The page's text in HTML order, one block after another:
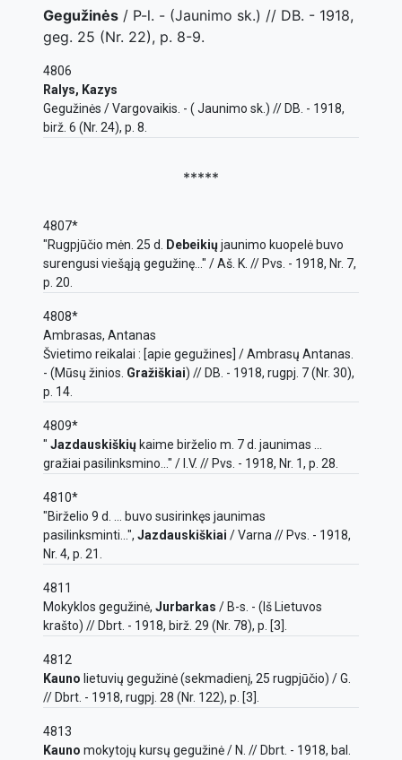
Gegužinės / P-l. - (Jaunimo sk.) // DB. - 1918,
geg. 25 (Nr. 22), p. 8-9.
4806
Ralys, Kazys
Gegužinės / Vargovaikis. - ( Jaunimo sk.) // DB. - 1918,
birž. 6 (Nr. 24), p. 8.
*****
4807*
"Rugpjūčio mėn. 25 d. Debeikiųjaunimo kuopelė buvo
surengusi viešąją gegužinę..." / Aš. K. // Pvs. - 1918, Nr. 7,
p. 20.
4808*
Ambrasas, Antanas
Švietimo reikalai : [apie gegužines] / Ambrasų Antanas.
- (Mūsų žinios. Gražiškiai) // DB. - 1918, rugpj. 7 (Nr. 30),
p. 14.
4809*
" Jazdauskiškiųkaime birželio m. 7 d. jaunimas ...
gražiai pasilinksmino..." / I.V. // Pvs. - 1918, Nr. 1, p. 28.
4810*
"Birželio 9 d. ... buvo susirinkęs jaunimas
pasilinksminti...", Jazdauskiškiai / Varna // Pvs. - 1918,
Nr. 4, p. 21.
4811
Mokyklos gegužinė, Jurbarkas / B-s. - (Iš Lietuvos
krašto) // Dbrt. - 1918, birž. 29 (Nr. 78), p. [3].
4812
Kauno lietuvių gegužinė (sekmadienį, 25 rugpjūčio) / G.
// Dbrt. - 1918, rugpj. 28 (Nr. 122), p. [3].
4813
Kauno mokytojų kursų gegužinė / N. // Dbrt. - 1918, bal.